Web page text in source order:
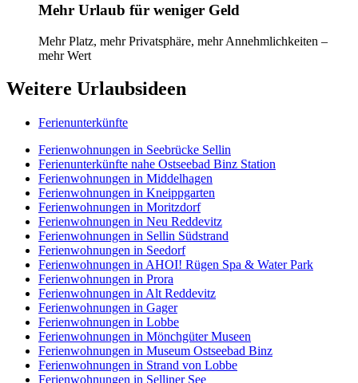
Mehr Urlaub für weniger Geld
Mehr Platz, mehr Privatsphäre, mehr Annehmlichkeiten –
mehr Wert
Weitere Urlaubsideen
Ferienunterkünfte
Ferienwohnungen in Seebrücke Sellin
Ferienunterkünfte nahe Ostseebad Binz Station
Ferienwohnungen in Middelhagen
Ferienwohnungen in Kneippgarten
Ferienwohnungen in Moritzdorf
Ferienwohnungen in Neu Reddevitz
Ferienwohnungen in Sellin Südstrand
Ferienwohnungen in Seedorf
Ferienwohnungen in AHOI! Rügen Spa & Water Park
Ferienwohnungen in Prora
Ferienwohnungen in Alt Reddevitz
Ferienwohnungen in Gager
Ferienwohnungen in Lobbe
Ferienwohnungen in Mönchgüter Museen
Ferienwohnungen in Museum Ostseebad Binz
Ferienwohnungen in Strand von Lobbe
Ferienwohnungen in Selliner See